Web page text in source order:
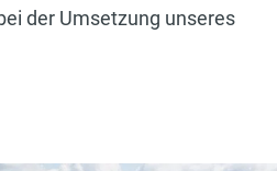
der Umsetzung unseres